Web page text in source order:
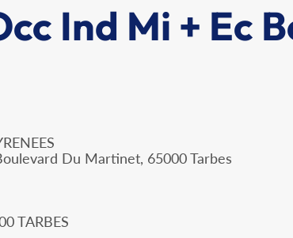
Ind Mi + Ec
Du Martinet, 65000 Tarbes
TARBES